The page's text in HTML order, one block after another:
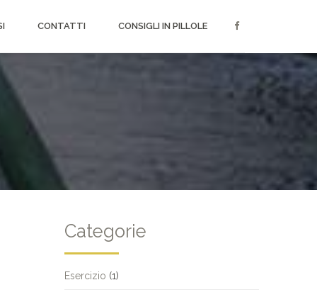
CONTATTI CONSIGLI IN PILLOLE
Categorie
Esercizio (1)